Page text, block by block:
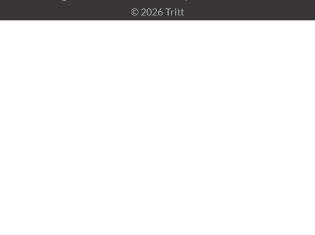
© 2026 Tritt